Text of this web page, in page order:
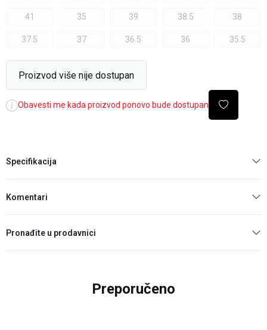
41 35 39 38.5 38
37.5 37 36.5 36 35.5
Proizvod više nije dostupan
Obavesti me kada proizvod ponovo bude dostupan
Specifikacija
Komentari
Pronađite u prodavnici
Preporučeno